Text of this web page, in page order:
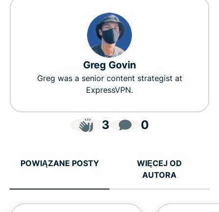
Greg Govin
Greg was a senior content strategist at
ExpressVPN.
3 0
POWIĄZANE POSTY
WIĘCEJ OD
AUTORA